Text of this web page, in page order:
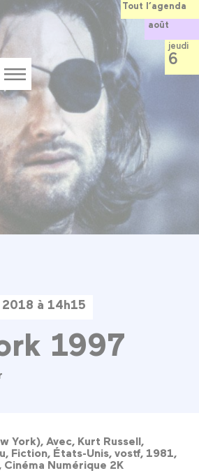
cookies
Menu
à 14h15
1997
York), Avec, Kurt Russell,
Fiction, États-Unis, vostf, 1981,
Cinéma Numérique 2K
Tout l’agenda
août
jeudi
6